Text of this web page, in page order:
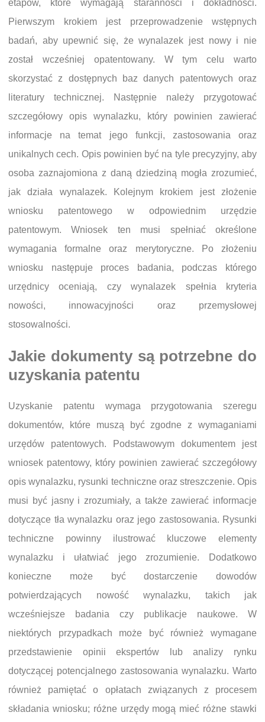
etapów, które wymagają staranności i dokładności.
Pierwszym krokiem jest przeprowadzenie wstępnych
badań, aby upewnić się, że wynalazek jest nowy i nie
został wcześniej opatentowany. W tym celu warto
skorzystać z dostępnych baz danych patentowych oraz
literatury technicznej. Następnie należy przygotować
szczegółowy opis wynalazku, który powinien zawierać
informacje na temat jego funkcji, zastosowania oraz
unikalnych cech. Opis powinien być na tyle precyzyjny, aby
osoba zaznajomiona z daną dziedziną mogła zrozumieć,
jak działa wynalazek. Kolejnym krokiem jest złożenie
wniosku patentowego w odpowiednim urzędzie
patentowym. Wniosek ten musi spełniać określone
wymagania formalne oraz merytoryczne. Po złożeniu
wniosku następuje proces badania, podczas którego
urzędnicy oceniają, czy wynalazek spełnia kryteria
nowości, innowacyjności oraz przemysłowej
stosowalności.
Jakie dokumenty są potrzebne do
uzyskania patentu
Uzyskanie patentu wymaga przygotowania szeregu
dokumentów, które muszą być zgodne z wymaganiami
urzędów patentowych. Podstawowym dokumentem jest
wniosek patentowy, który powinien zawierać szczegółowy
opis wynalazku, rysunki techniczne oraz streszczenie. Opis
musi być jasny i zrozumiały, a także zawierać informacje
dotyczące tła wynalazku oraz jego zastosowania. Rysunki
techniczne powinny ilustrować kluczowe elementy
wynalazku i ułatwiać jego zrozumienie. Dodatkowo
konieczne może być dostarczenie dowodów
potwierdzających nowość wynalazku, takich jak
wcześniejsze badania czy publikacje naukowe. W
niektórych przypadkach może być również wymagane
przedstawienie opinii ekspertów lub analizy rynku
dotyczącej potencjalnego zastosowania wynalazku. Warto
również pamiętać o opłatach związanych z procesem
składania wniosku; różne urzędy mogą mieć różne stawki